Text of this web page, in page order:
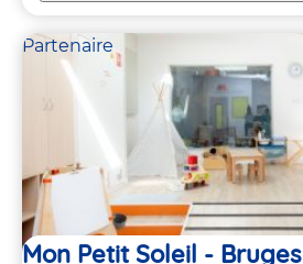
Partenaire
Mon Petit Soleil - Bruges